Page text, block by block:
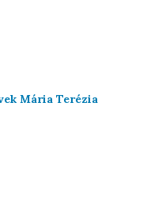
Mária Terézia